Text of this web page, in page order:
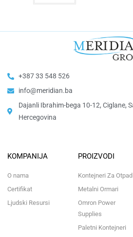
+387 33 548 526
info@meridian.ba
Dajanli Ibrahim-bega 10-12, Ciglane,
Hercegovina​
KOMPANIJA
O nama
Certifikat
Ljudski Resursi
PROIZVODI
Kontejneri Za Otpad
Metalni Ormari
Omron Power
Supplies
Paletni Kontejneri